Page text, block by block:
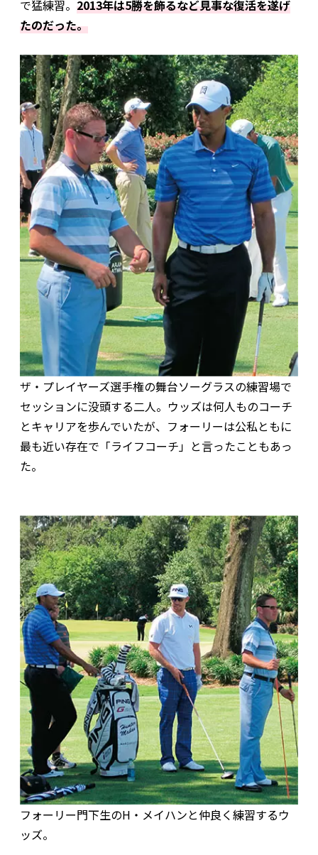
で猛練習。 2013年は5勝を飾るなど見事な復活を遂げ
たのだった。
ザ・プレイヤーズ選手権の舞台ソーグラスの練習場で
セッションに没頭する二人。ウッズは何人ものコーチ
とキャリアを歩んでいたが、フォーリーは公私ともに
最も近い存在で「ライフコーチ」と言ったこともあっ
た。
フォーリー門下生のH・メイハンと仲良く練習するウ
ッズ。